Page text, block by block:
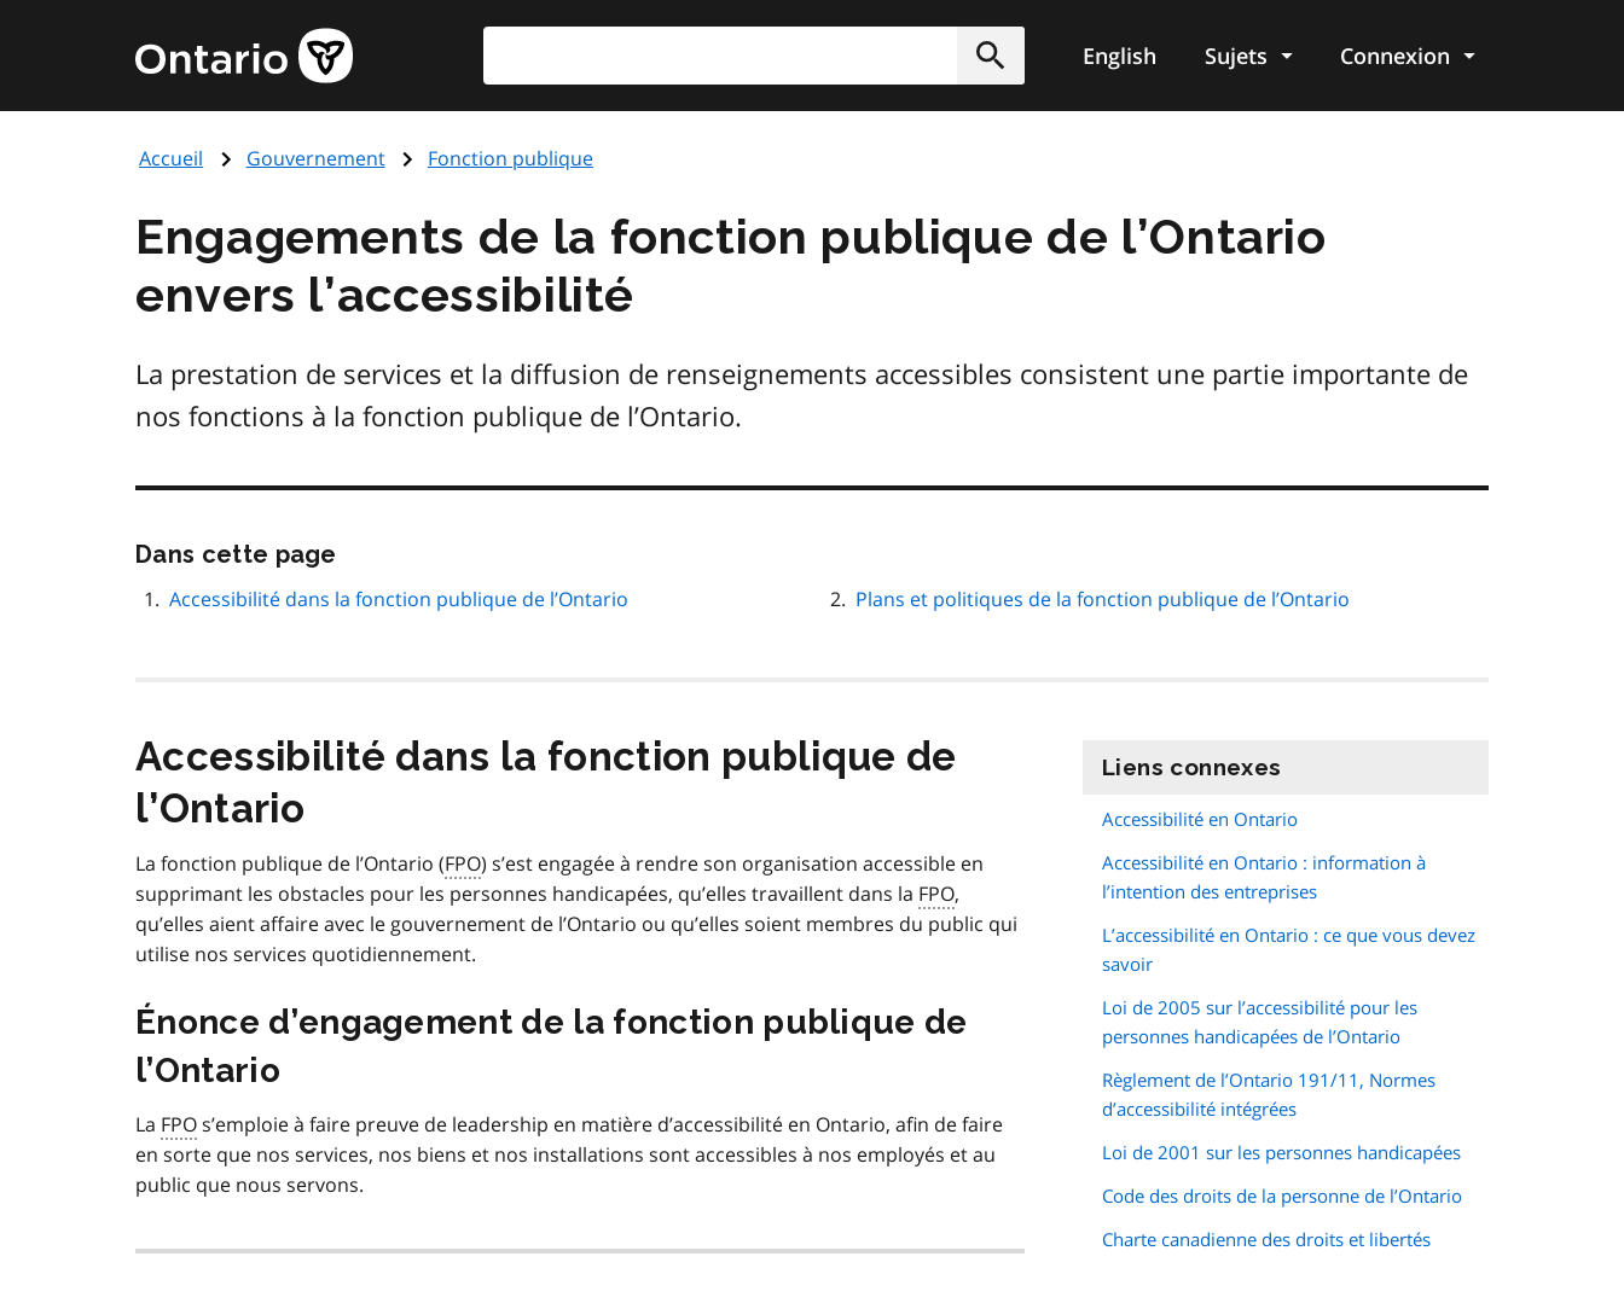
principal
Page
d'accueil
de
Soumettre
English Sujets Connexion
Accueil Gouvernement Fonction publique
Engagements de la fonction publique de l’Ontario
envers l’accessibilité
La prestation de services et la diffusion de renseignements accessibles consistent une partie importante de
nos fonctions à la fonction publique de l’Ontario.
Dans cette page
navigation
Accessibilité dans la fonction publique de l’Ontario Plans et politiques de la fonction publique de l’Ontario
Accessibilité dans la fonction publique de
l’Ontario
La fonction publique de l’Ontario (FPO) s’est engagée à rendre son organisation accessible en
supprimant les obstacles pour les personnes handicapées, qu’elles travaillent dans la FPO,
qu’elles aient affaire avec le gouvernement de l’Ontario ou qu’elles soient membres du public qui
utilise nos services quotidiennement.
Énonce d’engagement de la fonction publique de
l’Ontario
La FPOs’emploie à faire preuve de leadership en matière d’accessibilité en Ontario, afin de faire
en sorte que nos services, nos biens et nos installations sont accessibles à nos employés et au
public que nous servons.
Liens connexes
Accessibilité en Ontario
Accessibilité en Ontario : information à
l’intention des entreprises
L’accessibilité en Ontario : ce que vous devez
savoir
Loi de 2005 sur l’accessibilité pour les
personnes handicapées de l’Ontario
Règlement de l’Ontario 191/11, Normes
d’accessibilité intégrées
Loi de 2001 sur les personnes handicapées
Code des droits de la personne de l’Ontario
Charte canadienne des droits et libertés